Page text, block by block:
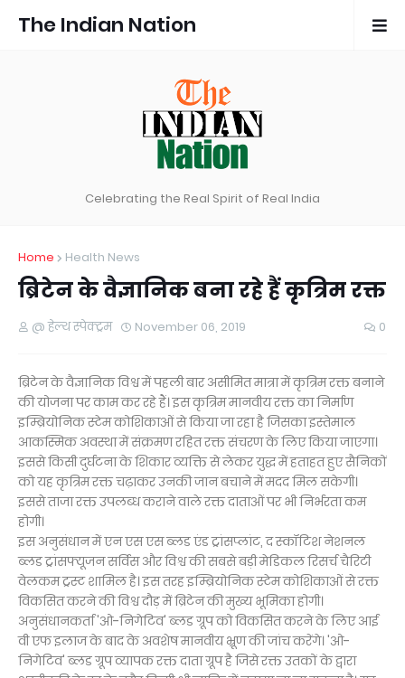
The Indian Nation
Celebrating the Real Spirit of Real India
Home Health News
ब्रिटेन के वैज्ञानिक बना रहे हैं कृत्रिम रक्त
@ हेल्थ स्पेक्ट्रम November 06, 2019 0
ब्रिटेन के वैज्ञानिक विश्व में पहली बार असीमित मात्रा में कृत्रिम रक्त बनाने
की योजना पर काम कर रहे हैं। इस कृत्रिम मानवीय रक्त का निर्माण
इम्ब्रियोनिक स्टेम कोशिकाओं से किया जा रहा है जिसका इस्तेमाल
आकस्मिक अवस्था में संक्रमण रहित रक्त संचरण के लिए किया जाएगा।
इससे किसी दुर्घटना के शिकार व्यक्ति से लेकर युद्ध में हताहत हुए सैनिकों
को यह कृत्रिम रक्त चढ़ाकर उनकी जान बचाने में मदद मिल सकेगी।
इससे ताजा रक्त उपलब्ध कराने वाले रक्त दाताओं पर भी निर्भरता कम
होगी।
इस अनुसंधान में एन एस एस ब्लड एंड ट्रांसप्लांट, द स्कॉटिश नेशनल
ब्लड ट्रांसफ्यूजन सर्विस और विश्व की सबसे बड़ी मेडिकल रिसर्च चैरिटी
वेलकम ट्रस्ट शामिल है। इस तरह इम्ब्रियोनिक स्टेम कोशिकाओं से रक्त
विकसित करने की विश्व दौड़ में ब्रिटेन की मुख्य भूमिका होगी।
अनुसंधानकर्ता 'ओ-निगेटिव' ब्लड ग्रूप को विकसित करने के लिए आई
वी एफ इलाज के बाद के अवशेष मानवीय भ्रूण की जांच करेंगे। 'ओ-
निगेटिव' ब्लड ग्रूप व्यापक रक्त दाता ग्रूप है जिसे रक्त उतकों के द्वारा